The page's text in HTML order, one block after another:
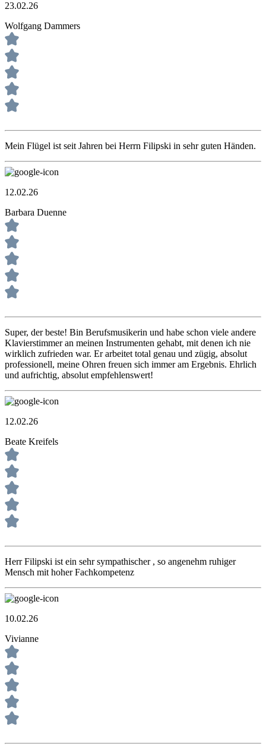
23.02.26
Wolfgang Dammers
Mein Flügel ist seit Jahren bei Herrn Filipski in sehr guten Händen.
12.02.26
Barbara Duenne
Super, der beste! Bin Berufsmusikerin und habe schon viele andere
Klavierstimmer an meinen Instrumenten gehabt, mit denen ich nie
wirklich zufrieden war. Er arbeitet total genau und zügig, absolut
professionell, meine Ohren freuen sich immer am Ergebnis. Ehrlich
und aufrichtig, absolut empfehlenswert!
12.02.26
Beate Kreifels
Herr Filipski ist ein sehr sympathischer , so angenehm ruhiger
Mensch mit hoher Fachkompetenz
10.02.26
Vivianne